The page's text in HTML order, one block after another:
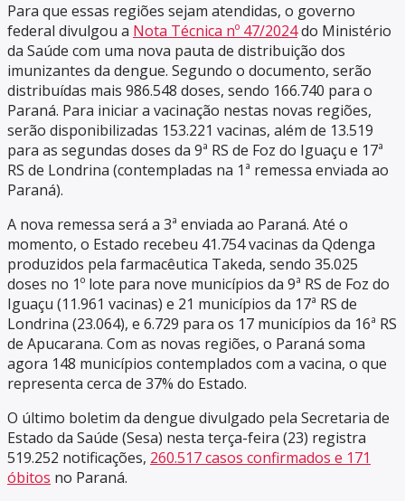
Para que essas regiões sejam atendidas, o governo
federal divulgou a Nota Técnica nº 47/2024do Ministério
da Saúde com uma nova pauta de distribuição dos
imunizantes da dengue. Segundo o documento, serão
distribuídas mais 986.548 doses, sendo 166.740 para o
Paraná. Para iniciar a vacinação nestas novas regiões,
serão disponibilizadas 153.221 vacinas, além de 13.519
para as segundas doses da 9ª RS de Foz do Iguaçu e 17ª
RS de Londrina (contempladas na 1ª remessa enviada ao
Paraná).
A nova remessa será a 3ª enviada ao Paraná. Até o
momento, o Estado recebeu 41.754 vacinas da Qdenga
produzidos pela farmacêutica Takeda, sendo 35.025
doses no 1º lote para nove municípios da 9ª RS de Foz do
Iguaçu (11.961 vacinas) e 21 municípios da 17ª RS de
Londrina (23.064), e 6.729 para os 17 municípios da 16ª RS
de Apucarana. Com as novas regiões, o Paraná soma
agora 148 municípios contemplados com a vacina, o que
representa cerca de 37% do Estado.
O último boletim da dengue divulgado pela Secretaria de
Estado da Saúde (Sesa) nesta terça-feira (23) registra
519.252 notificações, 260.517 casos confirmados e 171
óbitos no Paraná.